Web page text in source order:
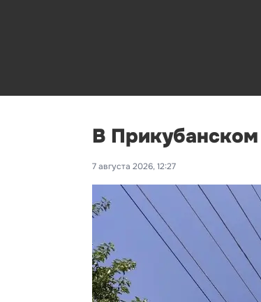
В
7 августа 2026, 12:27